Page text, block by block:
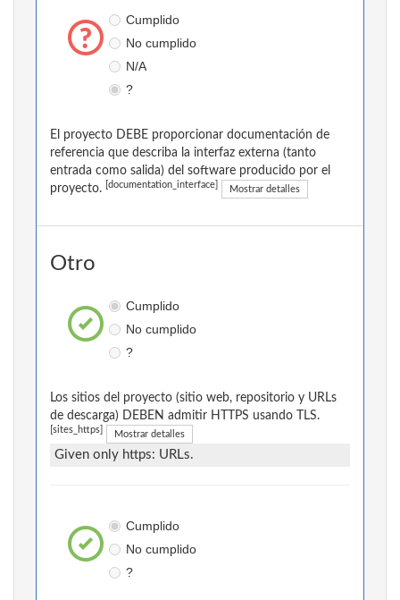
Cumplido
No cumplido
N/A
?
El proyecto DEBE proporcionar documentación de
referencia que describa la interfaz externa (tanto
entrada como salida) del software producido por el
proyecto.
[documentation_interface] Mostrar detalles
Otro
Cumplido
No cumplido
?
Los sitios del proyecto (sitio web, repositorio y URLs
de descarga) DEBEN admitir HTTPS usando TLS.
[sites_https] Mostrar detalles
Given only https: URLs.
Cumplido
No cumplido
?